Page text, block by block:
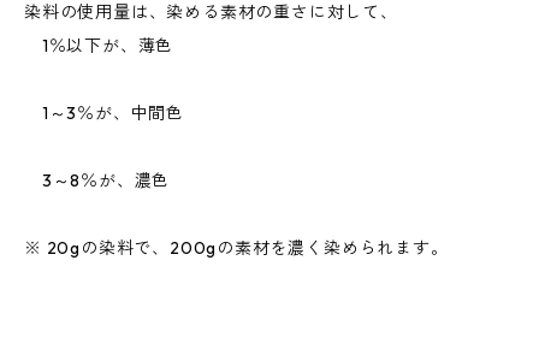
染料の使用量は、染める素材の重さに対して、
1％以下が、薄色
1～3％が、中間色
3～8％が、濃色
※ 20gの染料で、200gの素材を濃く染められます。